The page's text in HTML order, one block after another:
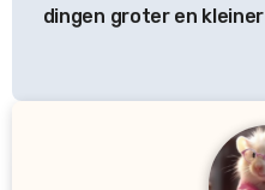
dingen groter en kleiner